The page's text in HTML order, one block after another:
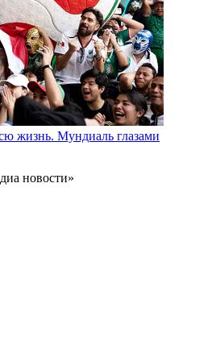
жизнь. Мундиаль глазами
новости»